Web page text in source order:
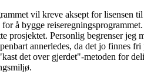
vil kreve aksept for lisensen
å bygge
prosjektet. Personlig begrenser
annerledes, da det jo finnes
det over gjerdet"-metoden for